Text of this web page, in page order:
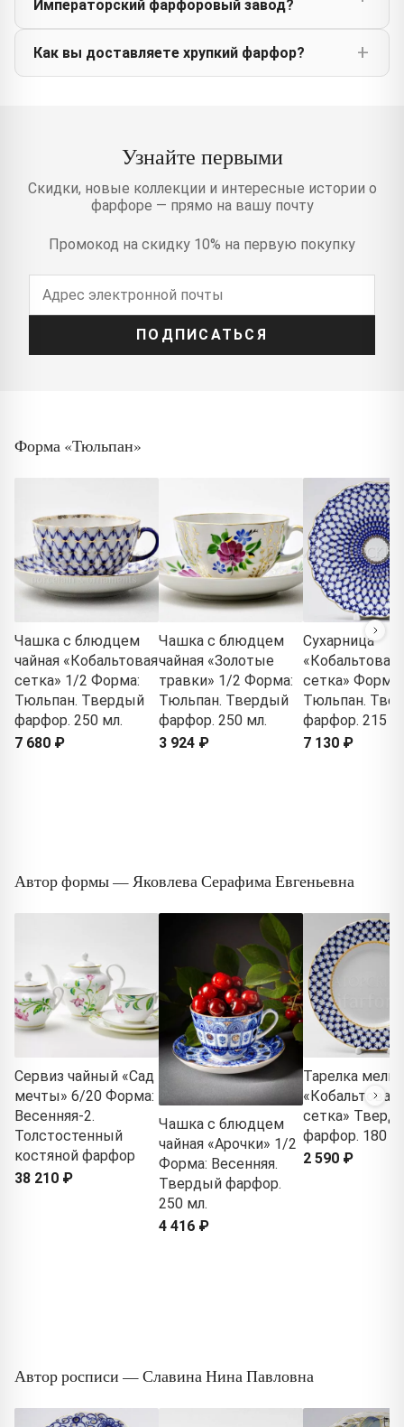
Императорский фарфоровый завод?
Как вы доставляете хрупкий фарфор?
Узнайте первыми
Скидки, новые коллекции и интересные истории о
фарфоре — прямо на вашу почту
Промокод на скидку 10% на первую покупку
ПОДПИСАТЬСЯ
Форма «Тюльпан»
Чашка с блюдцем
чайная «Кобальтовая
сетка» 1/2 Форма:
Тюльпан. Твердый
фарфор. 250 мл.
7 680 ₽
Чашка с блюдцем
чайная «Золотые
травки» 1/2 Форма:
Тюльпан. Твердый
фарфор. 250 мл.
3 924 ₽
Сухарница
«Кобальтовая
сетка» Форма:
Тюльпан.
фарфор. 215
7 130 ₽
Автор формы — Яковлева Серафима Евгеньевна
Сервиз чайный «Сад
мечты» 6/20 Форма:
Весенняя-2.
Толстостенный
костяной фарфор
38 210 ₽
Чашка с блюдцем
чайная «Арочки» 1/2
Форма: Весенняя.
Твердый фарфор.
250 мл.
4 416 ₽
Тарелка
«Кобальтовая
сетка»
фарфор. 180
2 590 ₽
Автор росписи — Славина Нина Павловна